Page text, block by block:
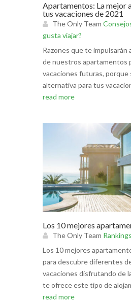
Apartamentos: La mejor
tus vacaciones de 2021
The Only Team
gusta viajar?
Razones que te impulsarán
de nuestros apartamentos
vacaciones futuras, porque
alternativa para tus
read more
Los 10 mejores
The Only Team Rankings
Los 10 mejores
para descubre diferentes
vacaciones disfrutando de
te ofrece este tipo de
read more